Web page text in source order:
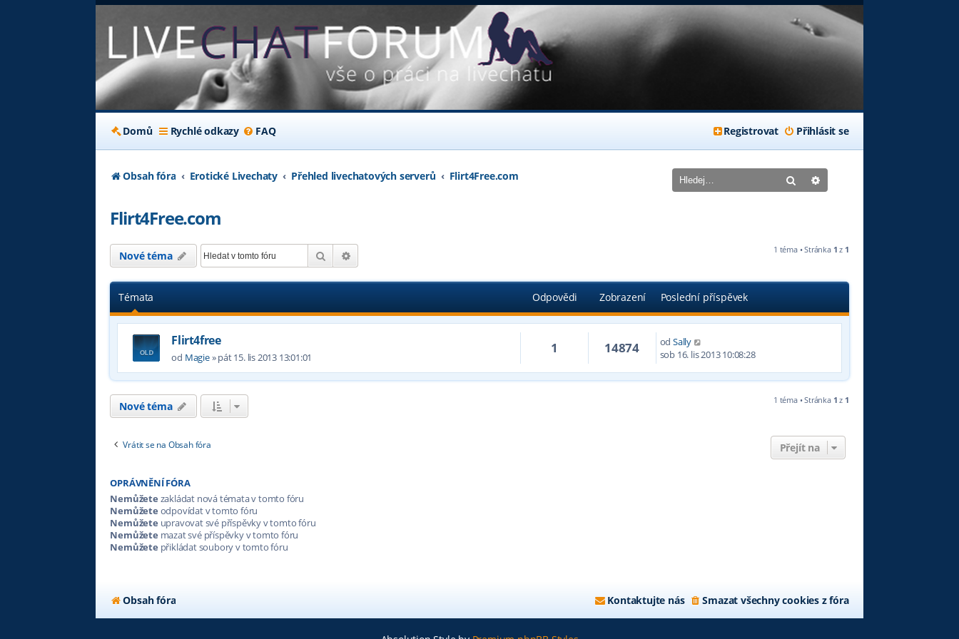
Domů Rychlé odkazy FAQ Přihlásit se
Registrovat
Obsah fóra Erotické Livechaty Přehled livechatových serverů Flirt4Free.com Hledat
Flirt4Free.com
Nové téma Hledat 1 téma • Stránka 1 z 1
Témata Odpovědi Zobrazení Poslední příspěvek
Flirt4free
od Magie»pát 15. lis 2013 13:01:01
1 14874 od Sally
sob 16. lis 2013 10:08:28
Nové téma 1 téma • Stránka 1 z 1
Vrátit se na Obsah fóra Přejít na
OPRÁVNĚNÍ FÓRA
Nemůžete zakládat nová témata v tomto fóru
Nemůžete odpovídat v tomto fóru
Nemůžete upravovat své příspěvky v tomto fóru
Nemůžete mazat své příspěvky v tomto fóru
Nemůžete přikládat soubory v tomto fóru
Obsah fóra Smazat všechny cookies z fóra
Kontaktujte nás